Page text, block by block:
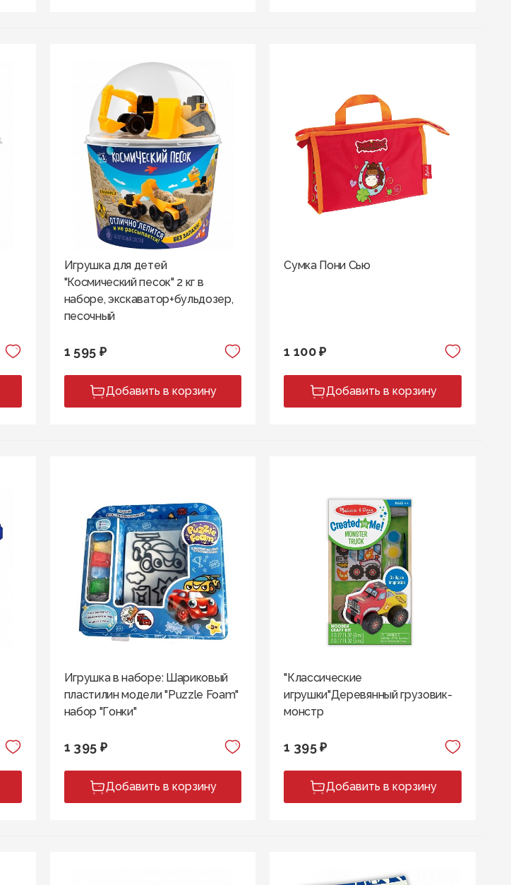
Игрушка для детей
"Космический песок" 2 кг в
наборе, экскаватор+бульдозер,
песочный
1 595 ₽
Добавить в корзину
Сумка Пони Сью
1 100 ₽
Добавить в корзину
Игрушка в наборе: Шариковый
пластилин модели "Puzzle Foam"
набор "Гонки"
1 395 ₽
Добавить в корзину
"Классические
игрушки"Деревянный грузовик-
монстр
1 395 ₽
Добавить в корзину